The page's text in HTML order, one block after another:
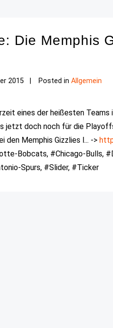
Die Memphis
2015 Posted inAllgemein
eines der heißesten
jetzt doch noch für die
den Memphis Gizzlies l... ->
Bobcats, #Chicago-Bulls,
Spurs, #Slider, #Ticker